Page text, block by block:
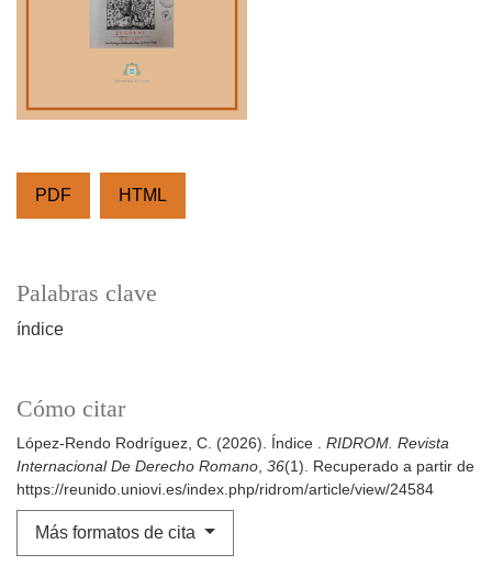
PDF HTML
Palabras clave
índice
Cómo citar
López-Rendo Rodríguez, C. (2026). Índice . RIDROM. Revista
Internacional De Derecho Romano, 36(1). Recuperado a partir de
https://reunido.uniovi.es/index.php/ridrom/article/view/24584
Más formatos de cita